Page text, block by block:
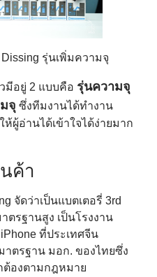
รุ่นเพิ่มความจุ
มีอยู่ 2 แบบคือ รุ่นความจุ
จุ ซึ่งทีมงานได้ทำงาน
ผู้อ่านได้เข้าใจได้ง่ายมาก
ค้า
จัดว่าเป็นแบตเตอรี่ 3rd
ตรฐานสูง เป็นโรงงาน
ที่ประเทศจีน
ตรฐาน มอก. ของไทยซึ่ง
ต้องตามกฎหมาย